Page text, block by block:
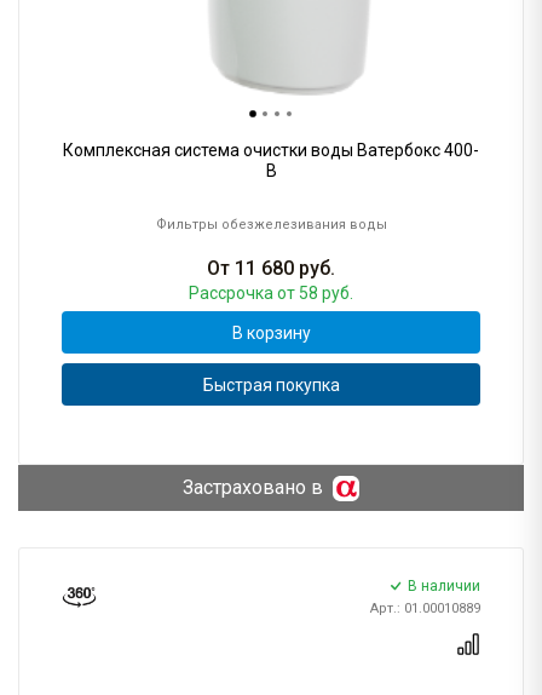
Комплексная система очистки воды Ватербокс 400-
B
Фильтры обезжелезивания воды
От 11 680 руб.
Рассрочка от 58 руб.
В корзину
Быстрая покупка
Застраховано в
В наличии
Арт.: 01.00010889